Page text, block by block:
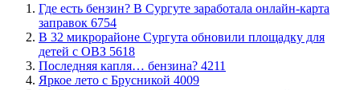
​Где есть бензин? В Сургуте заработала онлайн-карта
заправок 6754
В 32 микрорайоне Сургута обновили площадку для
детей с ОВЗ 5618
​Последняя капля… бензина? 4211
Яркое лето с Брусникой 4009